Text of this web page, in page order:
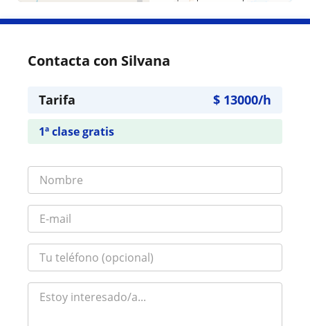
Contacta con Silvana
Tarifa $ 13000/h
1ª clase gratis